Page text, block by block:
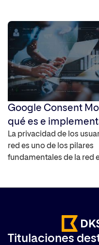
Google Consent
qué es e
La privacidad de los
red es uno de los pilares
fundamentales de la red
sea imprescindible
correcta gestión del
consentimiento. Te
Titulaciones